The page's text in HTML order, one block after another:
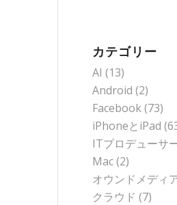
カテゴリー
AI (13)
Android (2)
Facebook(73)
iPhoneとiPad
ITプロデューサ
Mac(2)
オウンドメディ
クラウド (7)